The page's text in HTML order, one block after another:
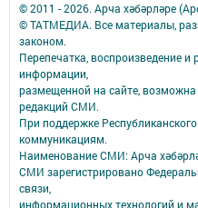
© 2011 - 2026. Арча хәбәрләре
© ТАТМЕДИА. Все материалы,
законом.
Перепечатка, воспроизведение
информации,
размещенной на сайте, возможна
редакций СМИ.
При поддержке
коммуникациям.
Наименование СМИ: Арча
СМИ зарегистрировано
связи,
информационных технологий и